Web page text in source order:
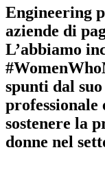
Engineering
aziende di
L’abbiamo
spunti dal
professionale
sostenere la
donne nel